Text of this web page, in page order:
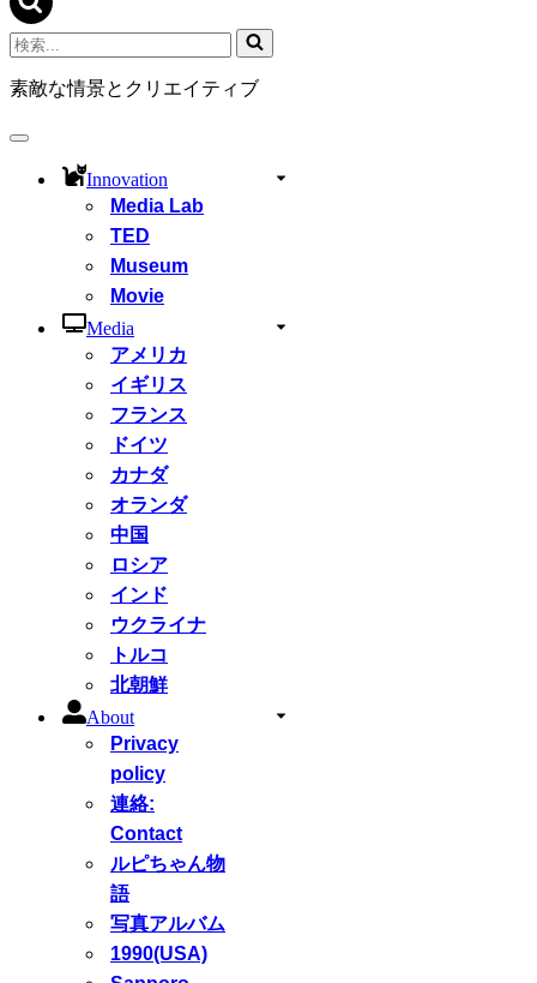
ョ
ン
メ
ニ
ュ
検
索...
素敵な情景とクリエイティブ
ナ
Innovation
Media Lab
TED
Museum
Movie
Media
アメリカ
イギリス
フランス
ドイツ
カナダ
オランダ
中国
ロシア
インド
ウクライナ
トルコ
北朝鮮
About
Privacy
policy
連絡:
Contact
ルピちゃん物
語
写真アルバム
1990(USA)